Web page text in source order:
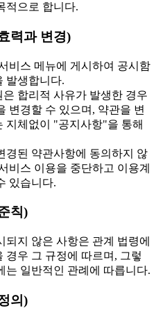
적으로 합니다.
력과 변경)
비스 메뉴에 게시하여 공시함
발생합니다.
합리적 사유가 발생한 경우
변경할 수 있으며, 약관을 변
지체없이 "공지사항"을 통해
된 약관사항에 동의하지 않
비스 이용을 중단하고 이용계
있습니다.
칙)
되지 않은 사항은 관계 법령에
경우 그 규정에 따르며, 그렇
는 일반적인 관례에 따릅니다.
의)